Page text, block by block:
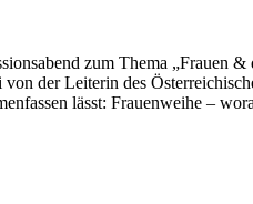
zum Thema „Frauen
der Leiterin des
lässt: Frauenweihe –